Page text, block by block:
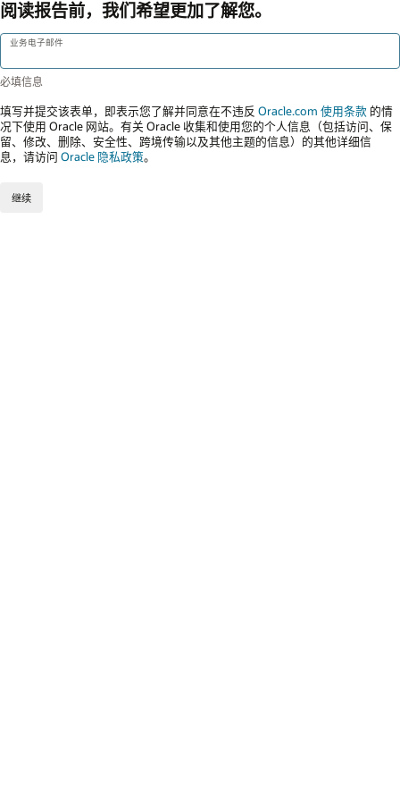
阅读报告前，我们希望更加了解您。
业务电子邮件
填写并提交该表单，即表示您了解并同意在不违反 Oracle.com 使用条款 的情
况下使用 Oracle 网站。有关 Oracle 收集和使用您的个人信息（包括访问、保
留、修改、删除、安全性、跨境传输以及其他主题的信息）的其他详细信
息，请访问 Oracle 隐私政策。
继续